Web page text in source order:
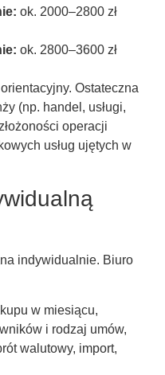
ok. 2000–2800 zł
ok. 2800–3600 zł
Ostateczna
(np. handel, usługi,
operacji
usług ujętych w
indywidualnie. Biuro
w miesiącu,
i rodzaj umów,
walutowy, import,